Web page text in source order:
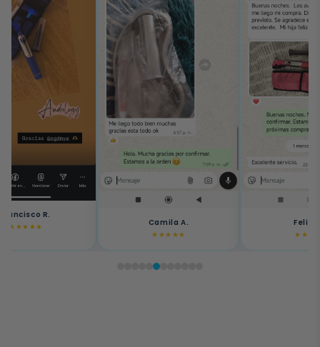
Francisco R.
★★★★★ Camila A.
★★★★★